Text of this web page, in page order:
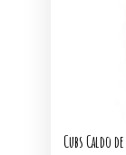
Cubs Caldo